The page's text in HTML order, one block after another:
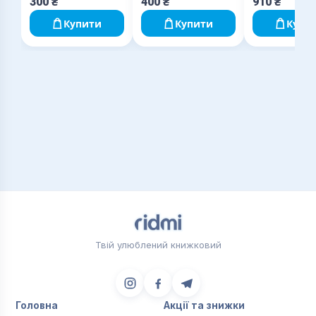
Купити
Купити
Твій улюблений книжковий
Головна Акції та знижки